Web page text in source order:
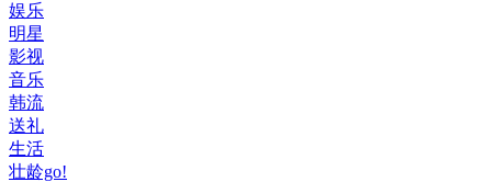
娱乐
明星
影视
音乐
韩流
送礼
生活
壮龄go!